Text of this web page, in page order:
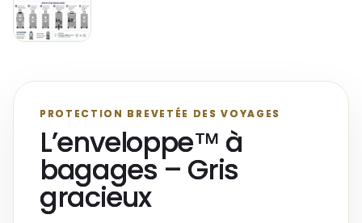
PROTECTION BREVETÉE DES VOYAGES
L’enveloppe™ à
bagages – Gris
gracieux